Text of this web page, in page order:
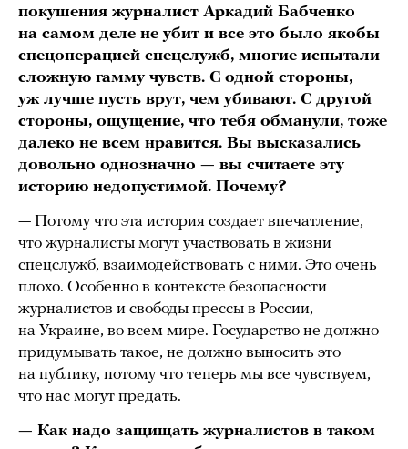
покушения журналист Аркадий Бабченко
на самом деле не убит и все это было якобы
спецоперацией спецслужб, многие испытали
сложную гамму чувств. С одной стороны,
уж лучше пусть врут, чем убивают. С другой
стороны, ощущение, что тебя обманули, тоже
далеко не всем нравится. Вы высказались
довольно однозначно — вы считаете эту
историю недопустимой. Почему?
— Потому что эта история создает впечатление,
что журналисты могут участвовать в жизни
спецслужб, взаимодействовать с ними. Это очень
плохо. Особенно в контексте безопасности
журналистов и свободы прессы в России,
на Украине, во всем мире. Государство не должно
придумывать такое, не должно выносить это
на публику, потому что теперь мы все чувствуем,
что нас могут предать.
— Как надо защищать журналистов в таком